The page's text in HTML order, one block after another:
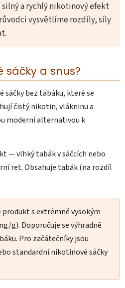
a rychlý nikotinový efekt
vysvětlíme rozdíly, síly
sáčky a snus?
sáčky bez tabáku, které se
čistý nikotin, vlákninu a
moderní alternativou k
— vlhký tabák v sáčcích nebo
ret. Obsahuje tabák (na rozdíl
produkt s extrémně vysokým
g). Doporučuje se výhradně
Pro začátečníky jsou
standardní nikotinové sáčky